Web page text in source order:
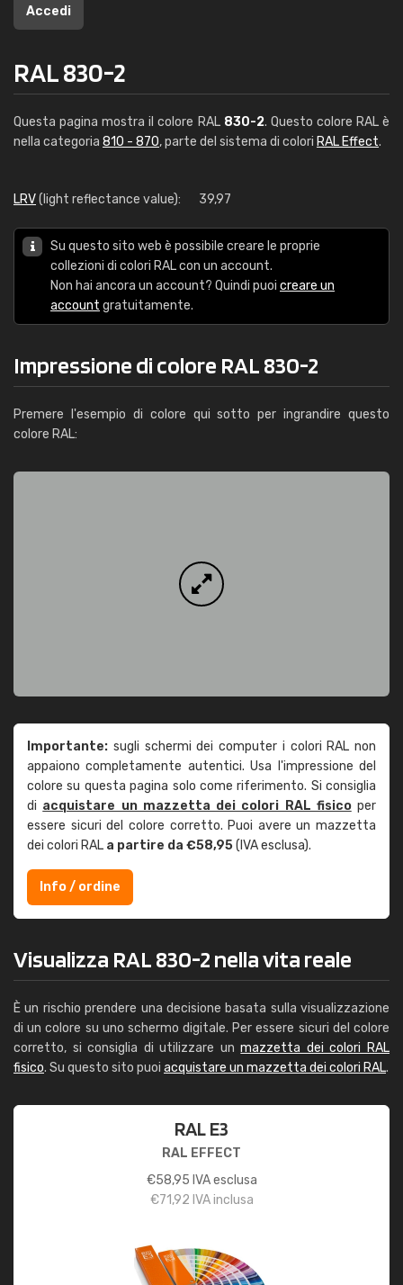
Accedi
RAL 830-2
Questa pagina mostra il colore RAL 830-2. Questo colore RAL è
nella categoria 810 - 870, parte del sistema di colori RAL Effect.
LRV(light reflectance value): 39,97
Su questo sito web è possibile creare le proprie
collezioni di colori RAL con un account.
Non hai ancora un account? Quindi puoi creare un
account gratuitamente.
Impressione di colore RAL 830-2
Premere l'esempio di colore qui sotto per ingrandire questo
colore RAL:
Importante: sugli schermi dei computer i colori RAL non
appaiono completamente autentici. Usa l'impressione del
colore su questa pagina solo come riferimento. Si consiglia
di acquistare un mazzetta dei colori RAL fisicoper
essere sicuri del colore corretto. Puoi avere un mazzetta
dei colori RAL a partire da €58,95(IVA esclusa).
Info / ordine
Visualizza RAL 830-2 nella vita reale
È un rischio prendere una decisione basata sulla visualizzazione
di un colore su uno schermo digitale. Per essere sicuri del colore
corretto, si consiglia di utilizzare unmazzetta dei colori RAL
fisico. Su questo sito puoi acquistare un mazzetta dei colori RAL.
RAL E3
RAL EFFECT
€58,95 IVA esclusa
€71,92 IVA inclusa